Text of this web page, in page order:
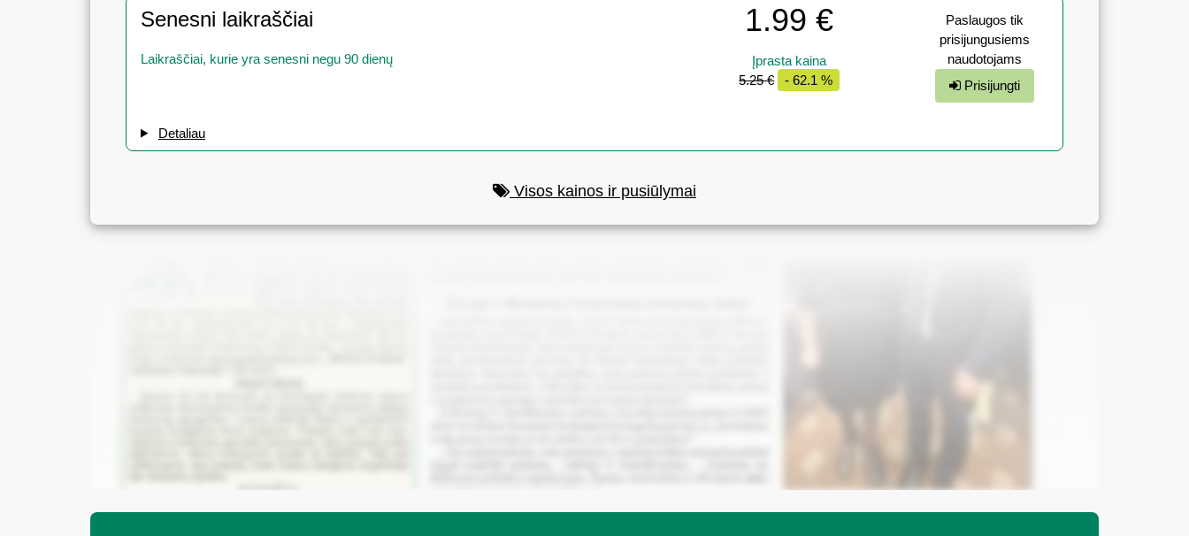
Senesni laikraščiai
Laikraščiai, kurie yra senesni negu 90 dienų
1.99 €
Įprasta kaina
5.25 €
- 62.1 %
Paslaugos tik
prisijungusiems
naudotojams
Prisijungti
Detaliau
Visos kainos ir pusiūlymai